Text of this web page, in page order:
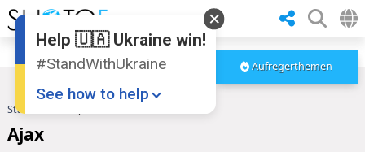
Aufregerthemen
Startseite
Ajax
Help 🇺🇦 Ukraine win!
#StandWithUkraine
See how to help